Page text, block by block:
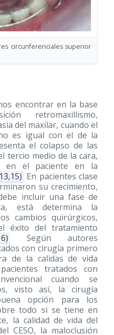
circunferenciales superior
encontrar en la base
retromaxillismo,
del maxilar, cuando el
es igual con el de la
el colapso de las
tercio medio de la cara,
en el paciente en la
En pacientes clase
su crecimiento,
incluir una fase de
está determina la
cambios quirúrgicos,
éxito del tratamiento
Según autores
con cirugía primero
de la calidas de vida
tratados con
cuando se
visto así, la cirugía
opción para los
todo si se tiene en
la calidad de vida del
CESO, la maloclusión